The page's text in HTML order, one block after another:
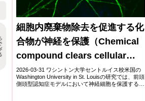
細胞内廃棄物除去を促進する化
合物が神経を保護（Chemical
compound clears cellular
waste, protects neurons in
model of frontotemporal
2026-03-31 ワシントン大学セントルイス校米国の
Washington University in St. Louisの研究では、前頭
側頭型認知症モデルにおいて神経細胞を保護する化